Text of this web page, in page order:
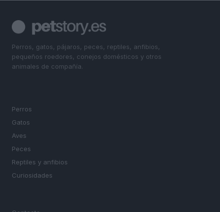
Perros, gatos, pájaros, peces, reptiles, anfibios,
pequeños roedores, conejos domésticos y otros
animales de compañía.
Perros
Gatos
Aves
Peces
Reptiles y anfibios
Curiosidades